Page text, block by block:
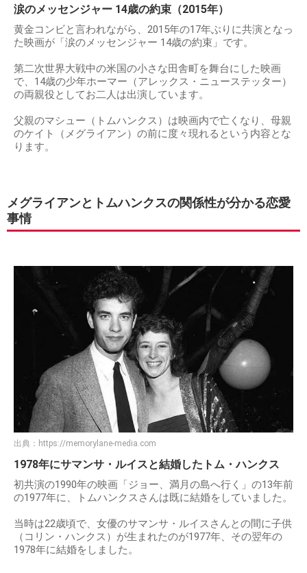
涙のメッセンジャー 14歳の約束（2015年）
黄金コンビと言われながら、2015年の17年ぶりに共演となっ
た映画が「涙のメッセンジャー 14歳の約束」です。
第二次世界大戦中の米国の小さな田舎町を舞台にした映画
で、14歳の少年ホーマー（アレックス・ニューステッター）
の両親役としてお二人は出演しています。
父親のマシュー（トムハンクス）は映画内で亡くなり、母親
のケイト（メグライアン）の前に度々現れるという内容とな
ります。
メグライアンとトムハンクスの関係性が分かる恋愛
事情
出典： https://memorylane-media.com
1978年にサマンサ・ルイスと結婚したトム・ハンクス
初共演の1990年の映画「ジョー、満月の島へ行く」の13年前
の1977年に、トムハンクスさんは既に結婚をしていました。
当時は22歳頃で、女優のサマンサ・ルイスさんとの間に子供
（コリン・ハンクス）が生まれたのが1977年、その翌年の
1978年に結婚をしました。